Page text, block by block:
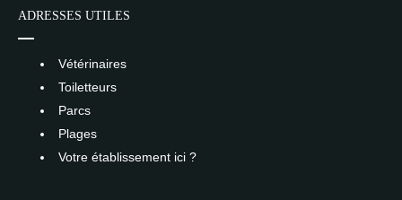
ADRESSES UTILES
Vétérinaires
Toiletteurs
Parcs
Plages
Votre établissement ici ?